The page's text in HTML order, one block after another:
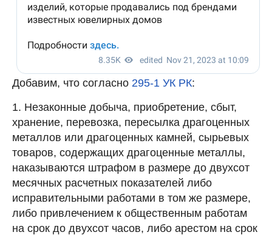
Добавим, что согласно 295-1 УК РК:
1. Незаконные добыча, приобретение, сбыт,
хранение, перевозка, пересылка драгоценных
металлов или драгоценных камней, сырьевых
товаров, содержащих драгоценные металлы,
наказываются штрафом в размере до двухсот
месячных расчетных показателей либо
исправительными работами в том же размере,
либо привлечением к общественным работам
на срок до двухсот часов, либо арестом на срок